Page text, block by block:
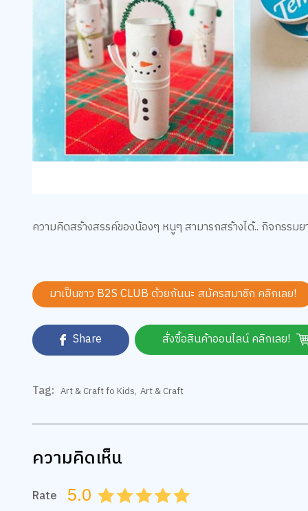
ความคิดสร้างสรรค์ของน้องๆ หนูๆ สามารถสร้างได้.. กิจกร
มาเป็นชาว B2S CLUB ด้วยกันนะ สมัครสมาชิก คลิกเลย!
Share สั่งซื้อสินค้าออนไลน์ คลิกเลย!
Tag: Art & Craft fo Kids, Art & Craft
ความคิดเห็น
Rate 5.0 4.5
4.0
3.5
3.0
2.5
2.0
1.5
1.0
0.5